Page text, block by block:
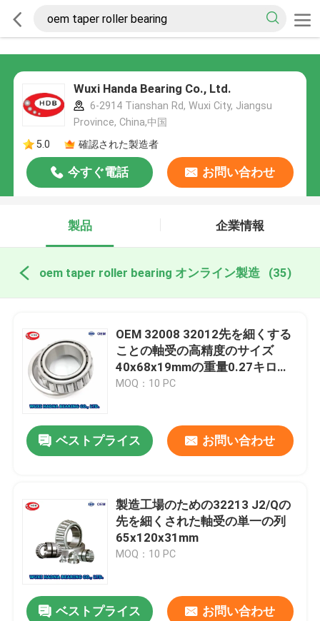
Wuxi Handa Bearing Co., Ltd.
6-2914 Tianshan Rd, Wuxi City, Jiangsu
Province, China,中国
5.0
確認された製造者
今すぐ電話 お問い合わせ
製品 企業情報
oem taper roller bearing オンライン製造 (35)
OEM 32008 32012先を細くする
ことの軸受の高精度のサイズ
40x68x19mmの重量0.27キログ
ラム
MOQ：10 PC
ベストプライス お問い合わせ
製造工場のための32213 J2/Qの
先を細くされた軸受の単一の列
65x120x31mm
MOQ：10 PC
ベストプライス お問い合わせ